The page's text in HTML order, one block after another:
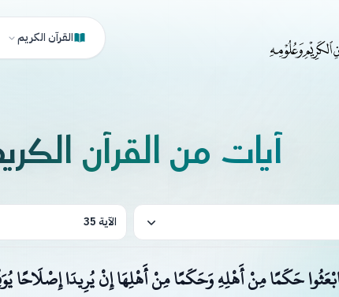
القرآن الكريم
آيات من القرآن
الآية 35
حَكَمًا مِنْ أَهْلِهِ وَحَكَمًا مِنْ أَهْلِهَا إِنْ يُرِيدَا إِصْلَاحًا